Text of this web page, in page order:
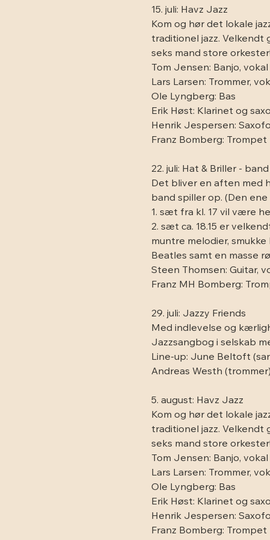
15. juli: Havz Jazz
Kom og hør det lokale
traditionel jazz. Velkendt
seks mand store
Tom Jensen: Banjo, vokal
Lars Larsen: Trommer,
Ole Lyngberg: Bas
Erik Høst: Klarinet og
Henrik Jespersen:
Franz Bomberg: Trompet
22. juli: Hat & Briller -
Det bliver en aften med
band spiller op. (Den
1. sæt fra kl. 17 vil være
2. sæt ca. 18.15 er
muntre melodier,
Beatles samt en masse
Steen Thomsen: Guitar,
Franz MH Bomberg:
29. juli: Jazzy Friends
Med indlevelse og
Jazzsangbog i selskab
Line-up: June Beltoft
Andreas Westh
5. august: Havz Jazz
Kom og hør det lokale
traditionel jazz. Velkendt
seks mand store
Tom Jensen: Banjo, vokal
Lars Larsen: Trommer,
Ole Lyngberg: Bas
Erik Høst: Klarinet og
Henrik Jespersen:
Franz Bomberg: Trompet